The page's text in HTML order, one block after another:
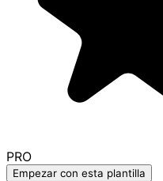
PRO
Empezar con esta plantilla